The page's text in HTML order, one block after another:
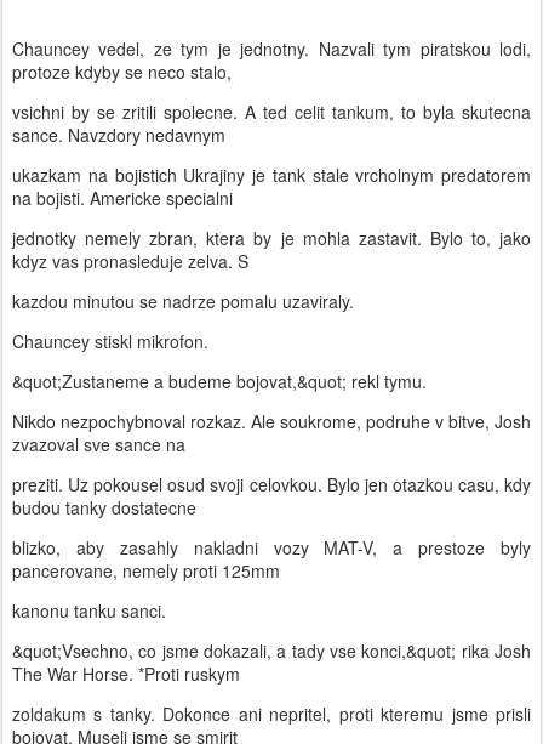
Chauncey vedel, ze tym je jednotny. Nazvali tym piratskou lodi,
protoze kdyby se neco stalo,
vsichni by se zritili spolecne. A ted celit tankum, to byla skutecna
sance. Navzdory nedavnym
ukazkam na bojistich Ukrajiny je tank stale vrcholnym predatorem
na bojisti. Americke specialni
jednotky nemely zbran, ktera by je mohla zastavit. Bylo to, jako
kdyz vas pronasleduje zelva. S
kazdou minutou se nadrze pomalu uzaviraly.
Chauncey stiskl mikrofon.
&quot;Zustaneme a budeme bojovat,&quot; rekl tymu.
Nikdo nezpochybnoval rozkaz. Ale soukrome, podruhe v bitve, Josh
zvazoval sve sance na
preziti. Uz pokousel osud svoji celovkou. Bylo jen otazkou casu, kdy
budou tanky dostatecne
blizko, aby zasahly nakladni vozy MAT-V, a prestoze byly
pancerovane, nemely proti 125mm
kanonu tanku sanci.
&quot;Vsechno, co jsme dokazali, a tady vse konci,&quot; rika Josh
The War Horse. *Proti ruskym
zoldakum s tanky. Dokonce ani nepritel, proti kteremu jsme prisli
bojovat. Museli jsme se smirit